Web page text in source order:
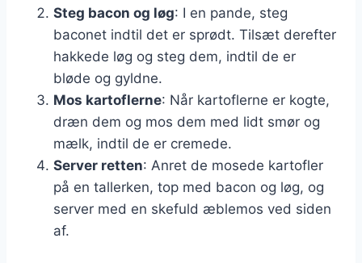
Steg bacon og løg: I en pande, steg
baconet indtil det er sprødt. Tilsæt derefter
hakkede løg og steg dem, indtil de er
bløde og gyldne.
Mos kartoflerne: Når kartoflerne er kogte,
dræn dem og mos dem med lidt smør og
mælk, indtil de er cremede.
Server retten: Anret de mosede kartofler
på en tallerken, top med bacon og løg, og
server med en skefuld æblemos ved siden
af.